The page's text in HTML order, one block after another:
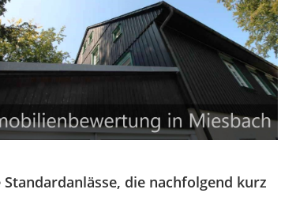
die nachfolgend kurz